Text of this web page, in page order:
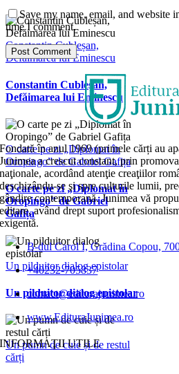
Constantin Cubleșan,
Defăimarea lui Eminescu
Constantin Cubleșan,
Defăimarea lui Eminescu
O carte pe zi „Diplomat în
Oropingo” de Gabriel Gafița
O carte pe zi „Diplomat în
Oropingo” de Gabriel
Gafița
Un pilduitor dialog epistolar
Un pilduitor dialog epistolar
Un pumn de cuie și de restul
cărți
Save my name, email, and website
time I comment.
Fondată în anul 1969 (primele cărți au
Junimea a crescut constant, prin
naţionale, acordând atenţie creaţiilor
deschizându-se şi spre culturile lumii,
gândire contemporană. Junimea vă
editare, având drept suport
exigentă.
B-dul Carol I, Grădina Copou,
+40232-705837
contact@editurajunimea.ro
www.EdituraJunimea.ro
INFORMAŢII UTILE